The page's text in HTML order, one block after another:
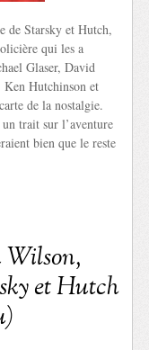
de Starsky et Hutch,
qui les a
Glaser, David
Hutchinson et
de la nostalgie.
trait sur l’aventure
bien que le reste
et Hutch